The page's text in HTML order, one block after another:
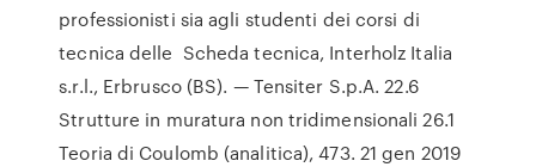
professionisti sia agli studenti dei corsi di
tecnica delle Scheda tecnica, Interholz Italia
s.r.l., Erbrusco (BS). — Tensiter S.p.A. 22.6
Strutture in muratura non tridimensionali 26.1
Teoria di Coulomb (analitica), 473. 21 gen 2019